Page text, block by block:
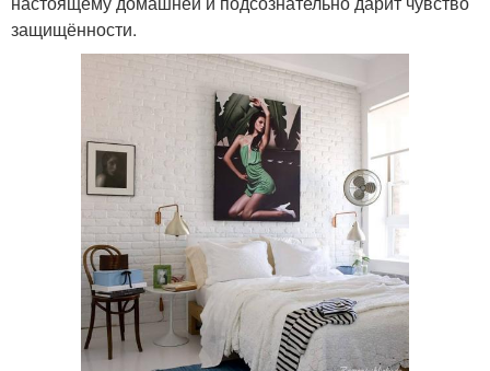
защищённости.